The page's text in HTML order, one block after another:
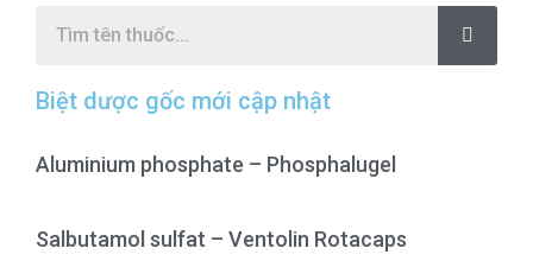
S
r
Biệt dược gốc mới cập nhật
Aluminium phosphate – Phosphalugel
Salbutamol sulfat – Ventolin Rotacaps